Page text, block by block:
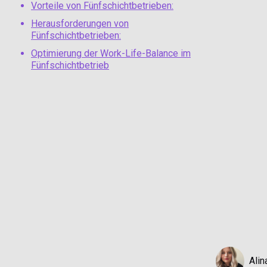
Vorteile von Fünfschichtbetrieben:
Herausforderungen von
Fünfschichtbetrieben:
Optimierung der Work-Life-Balance im
Fünfschichtbetrieb